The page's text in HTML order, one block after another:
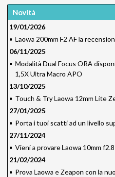
Novità
19/01/2026
• Laowa 200mm F2 AF la
06/11/2025
• Modalità Dual Focus ORA
1,5X Ultra Macro APO
13/10/2025
• Touch & Try Laowa 12mm Lite
27/01/2025
• Porta i tuoi scatti ad un livello
27/11/2024
• Vieni a provare Laowa 10mm
21/02/2024
• Prova Laowa e Zeapon con la